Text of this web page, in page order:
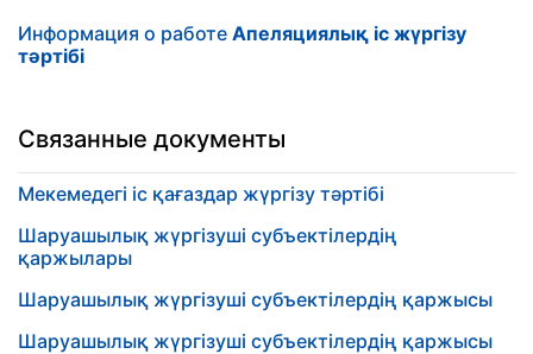
Информация о работе Апеляциялық іс жүргізу
тәртібі
Связанные документы
Мекемедегі іс қағаздар жүргізу тәртібі
Шаруашылық жүргізуші субъектілердің
қаржылары
Шаруашылық жүргізуші субъектілердің қаржысы
Шаруашылық жүргізуші субъектілердің қаржысы